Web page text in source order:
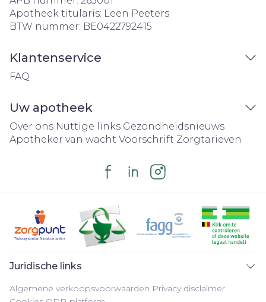
Apotheek titularis: Leen Peeters
BTW nummer: BE0422792415
Klantenservice
FAQ
Uw apotheek
Over ons Nuttige links Gezondheidsnieuws
Apotheker van wacht Voorschrift Zorgtarieven
Juridische links
Algemene verkoopsvoorwaarden Privacy disclaimer